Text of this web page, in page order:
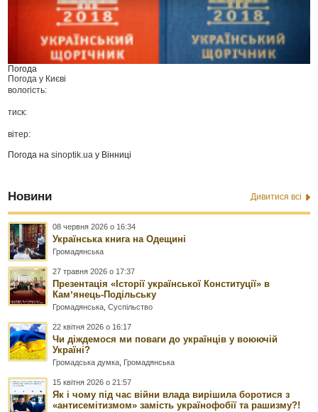
Погода
Погода у Києві
вологість:
тиск:
вітер:
Погода наsinoptik.ua у Вінниці
Новини Дивитися всі
08 червня 2026 о 16:34
Українська книга на Одещині
Громадянська
27 травня 2026 о 17:37
Презентація «Історії української Конституції» в
Камʼянець-Подільську
Громадянська ,Суспільство
22 квітня 2026 о 16:17
Чи діждемося ми поваги до українців у воюючій
Україні?
Громадська думка Громадянська
15 квітня 2026 о 21:57
Як і чому під час війни влада вирішила боротися з
«антисемітизмом» замість українофобії та рашизму?!